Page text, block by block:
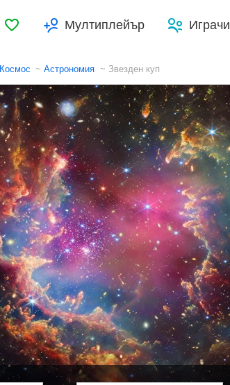
ЛюбимиМултиплейър Играчи
Космос Астрономия Звезден куп